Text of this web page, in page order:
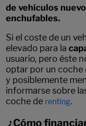
de vehículos
enchufables.
Si el coste de un
elevado para la
usuario, pero éste
optar por un coche
y posiblemente
informarse sobre
coche de renting.
¿Cómo